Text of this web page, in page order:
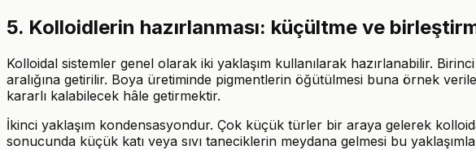
5. Kolloidlerin hazırlanması: küçültme ve
Kolloidal sistemler genel olarak iki yaklaşım kullanılarak hazırlanabilir.
aralığına getirilir. Boya üretiminde pigmentlerin öğütülmesi buna örnek
kararlı kalabilecek hâle getirmektir.
İkinci yaklaşım kondensasyondur. Çok küçük türler bir araya gelerek
sonucunda küçük katı veya sıvı taneciklerin meydana gelmesi bu